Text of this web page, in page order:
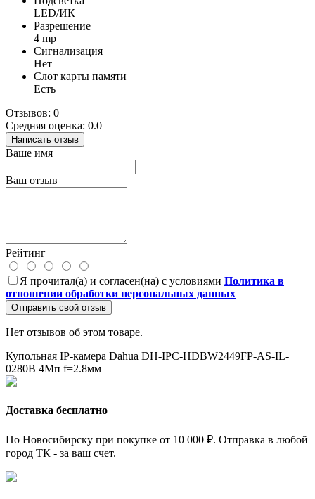
LED/ИК
Разрешение
4 mp
Сигнализация
Нет
Слот карты памяти
Есть
Отзывов: 0
Средняя оценка: 0.0
Написать отзыв
Ваше имя
Ваш отзыв
Рейтинг
Я прочитал(а) и согласен(на) с условиями Политика в
отношении обработки персональных данных
Отправить свой отзыв
Нет отзывов об этом товаре.
Купольная IP-камера Dahua DH-IPC-HDBW2449FP-AS-IL-
0280B 4Мп f=2.8мм
Доставка бесплатно
По Новосибирску при покупке от 10 000 ₽. Отправка в любой
город ТК - за ваш счет.